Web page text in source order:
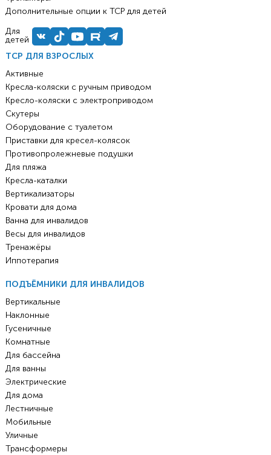
ТСР ДЛЯ ВЗРОСЛЫХ
Активные
Кресла-коляски с ручным приводом
Кресло-коляски с электроприводом
Скутеры
Оборудование с туалетом
Приставки для кресел-колясок
Противопролежневые подушки
Для пляжа
Кресла-каталки
Вертикализаторы
Кровати для дома
Ванна для инвалидов
Весы для инвалидов
Тренажёры
Иппотерапия
ПОДЪЁМНИКИ ДЛЯ ИНВАЛИДОВ
Вертикальные
Наклонные
Гусеничные
Комнатные
Для бассейна
Для ванны
Электрические
Для дома
Лестничные
Мобильные
Уличные
Трансформеры
Дополнительные опции к ТСР для детей
Для
детей